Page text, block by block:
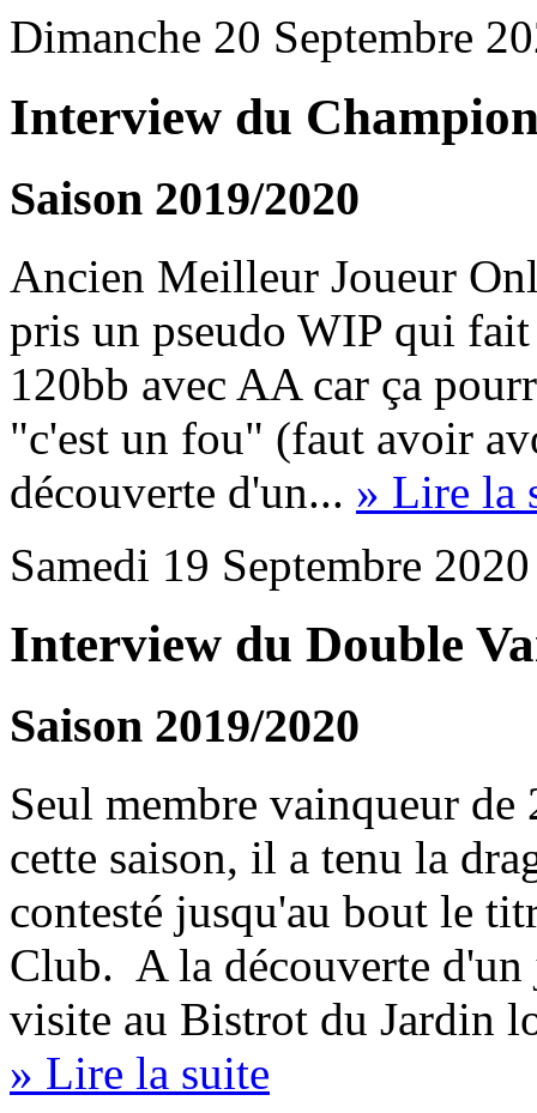
Dimanche 20 Septembre
Interview du
Saison 2019/2020
Ancien Meilleur Joueur
pris un pseudo WIP qui
120bb avec AA car ça
"c'est un fou" (faut avoir
découverte d'un... » Lire la
Samedi 19 Septembre
Interview du Double
Saison 2019/2020
Seul membre vainqueur
cette saison, il a tenu la
contesté jusqu'au bout le
Club. A la découverte
visite au Bistrot du Jardin
» Lire la suite